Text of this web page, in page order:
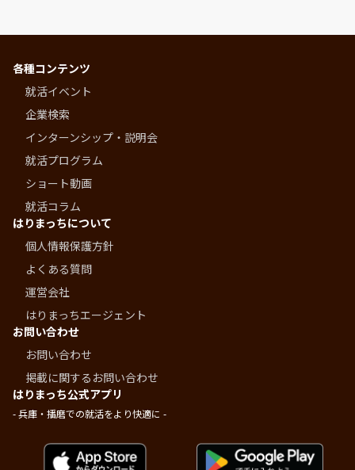
各種コンテンツ
就活イベント
企業検索
インターンシップ・説明会
就活プログラム
ショート動画
就活コラム
はりまっちについて
個人情報保護方針
よくある質問
運営会社
はりまっちエージェント
お問い合わせ
お問い合わせ
掲載に関するお問い合わせ
はりまっち公式アプリ
- 兵庫・播磨での就活をより快適に -